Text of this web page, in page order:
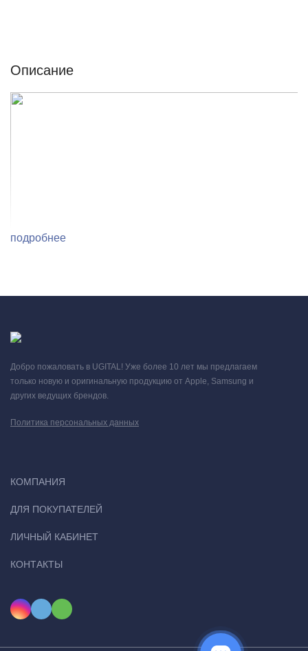
Описание
Устрой вечеринку независимо от погоды. Колонка JBL Charge
5 — это легендарный звук JBL с оптимизированным
динамиком и двумя фирменными пассивными излучателями
воспроизведения и удобная зарядка внешних устройств, чтобы
веселиться всю ночь.
подробнее
Добро пожаловать в UGITAL! Уже более 10 лет мы предлагаем
только новую и оригинальную продукцию от Apple, Samsung и
других ведущих брендов.
Политика персональных данных
КОМПАНИЯ
ДЛЯ ПОКУПАТЕЛЕЙ
ЛИЧНЫЙ КАБИНЕТ
КОНТАКТЫ